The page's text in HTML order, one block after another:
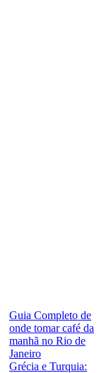
Guia Completo de
onde tomar café da
manhã no Rio de
Janeiro
Grécia e Turquia: